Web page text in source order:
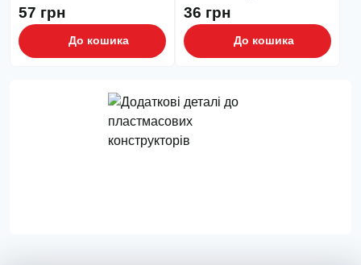
57 грн
До кошика
36 грн
До кошика